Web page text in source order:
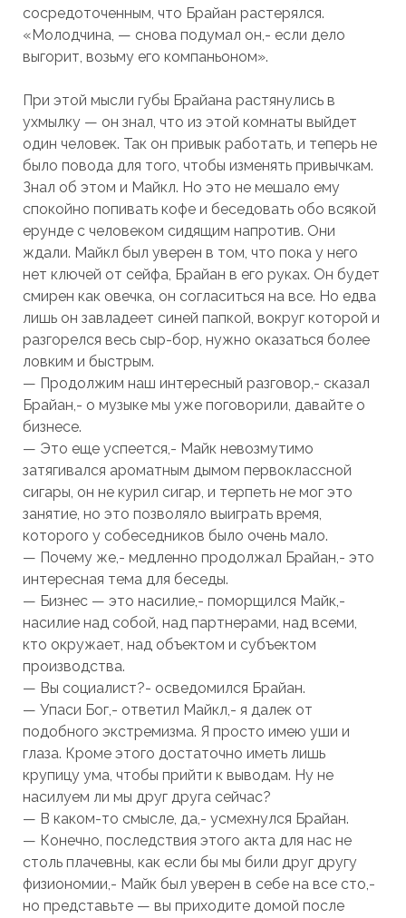
сосредоточенным, что Брайан растерялся.
«Молодчина, — снова подумал он,- если дело
выгорит, возьму его компаньоном».
При этой мысли губы Брайана растянулись в
ухмылку — он знал, что из этой комнаты выйдет
один человек. Так он привык работать, и теперь не
было повода для того, чтобы изменять привычкам.
Знал об этом и Майкл. Но это не мешало ему
спокойно попивать кофе и беседовать обо всякой
ерунде с человеком сидящим напротив. Они
ждали. Майкл был уверен в том, что пока у него
нет ключей от сейфа, Брайан в его руках. Он будет
смирен как овечка, он согласиться на все. Но едва
лишь он завладеет синей папкой, вокруг которой и
разгорелся весь сыр-бор, нужно оказаться более
ловким и быстрым.
— Продолжим наш интересный разговор,- сказал
Брайан,- о музыке мы уже поговорили, давайте о
бизнесе.
— Это еще успеется,- Майк невозмутимо
затягивался ароматным дымом первоклассной
сигары, он не курил сигар, и терпеть не мог это
занятие, но это позволяло выиграть время,
которого у собеседников было очень мало.
— Почему же,- медленно продолжал Брайан,- это
интересная тема для беседы.
— Бизнес — это насилие,- поморщился Майк,-
насилие над собой, над партнерами, над всеми,
кто окружает, над объектом и субъектом
производства.
— Вы социалист?- осведомился Брайан.
— Упаси Бог,- ответил Майкл,- я далек от
подобного экстремизма. Я просто имею уши и
глаза. Кроме этого достаточно иметь лишь
крупицу ума, чтобы прийти к выводам. Ну не
насилуем ли мы друг друга сейчас?
— В каком-то смысле, да,- усмехнулся Брайан.
— Конечно, последствия этого акта для нас не
столь плачевны, как если бы мы били друг другу
физиономии,- Майк был уверен в себе на все сто,-
но представьте — вы приходите домой после